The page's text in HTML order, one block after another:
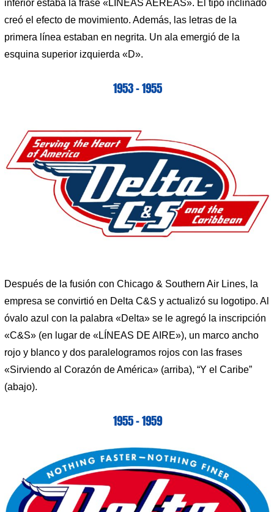
inferior estaba la frase «LÍNEAS AÉREAS». El tipo inclinado
creó el efecto de movimiento. Además, las letras de la
primera línea estaban en negrita. Un ala emergió de la
esquina superior izquierda «D».
1953 – 1955
Después de la fusión con Chicago & Southern Air Lines, la
empresa se convirtió en Delta C&S y actualizó su logotipo. Al
óvalo azul con la palabra «Delta» se le agregó la inscripción
«C&S» (en lugar de «LÍNEAS DE AIRE»), un marco ancho
rojo y blanco y dos paralelogramos rojos con las frases
«Sirviendo al Corazón de América» ​​(arriba), “Y el Caribe”
(abajo).
1955 – 1959